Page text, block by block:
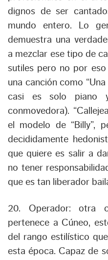
dignos de ser
mundo entero. Lo
demuestra una
a mezclar ese tipo de
sutiles pero no por eso
una canción como “Una
casi es solo piano
conmovedora).
el modelo de “Billy”,
decididamente
que quiere es salir a
no tener
que es tan liberador
20. Operador: otra
pertenece a Cúneo,
del rango estilístico
esta época. Capaz de